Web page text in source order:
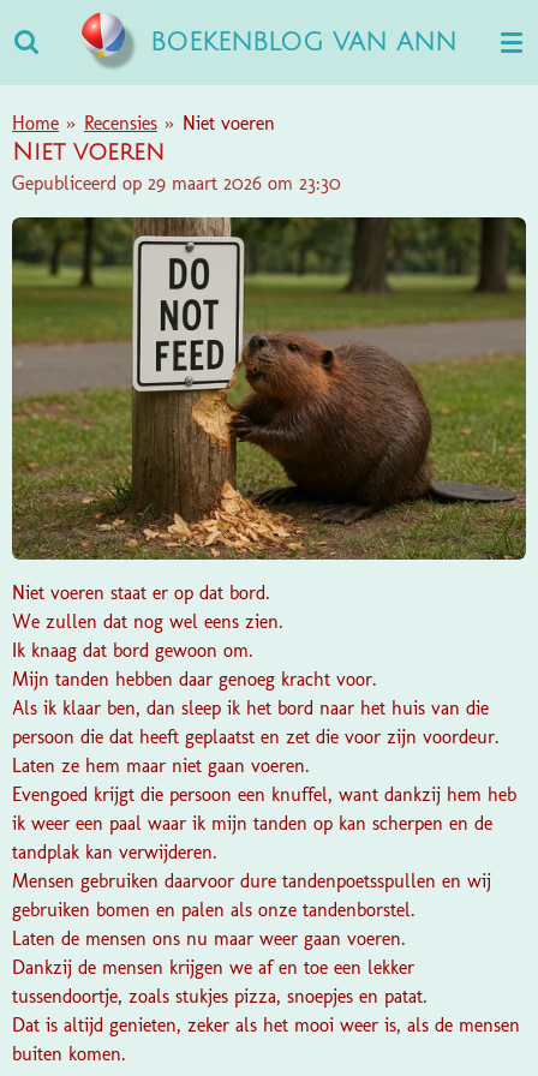
direct
naar
de
hoofdinhoud
BOEKENBLOG VAN ANN
Home » Recensies » Niet voeren
Niet voeren
Gepubliceerd op 29 maart 2026 om 23:30
Niet voeren staat er op dat bord.
We zullen dat nog wel eens zien.
Ik knaag dat bord gewoon om.
Mijn tanden hebben daar genoeg kracht voor.
Als ik klaar ben, dan sleep ik het bord naar het huis van die
persoon die dat heeft geplaatst en zet die voor zijn voordeur.
Laten ze hem maar niet gaan voeren.
Evengoed krijgt die persoon een knuffel, want dankzij hem heb
ik weer een paal waar ik mijn tanden op kan scherpen en de
tandplak kan verwijderen.
Mensen gebruiken daarvoor dure tandenpoetsspullen en wij
gebruiken bomen en palen als onze tandenborstel.
Laten de mensen ons nu maar weer gaan voeren.
Dankzij de mensen krijgen we af en toe een lekker
tussendoortje, zoals stukjes pizza, snoepjes en patat.
Dat is altijd genieten, zeker als het mooi weer is, als de mensen
buiten komen.